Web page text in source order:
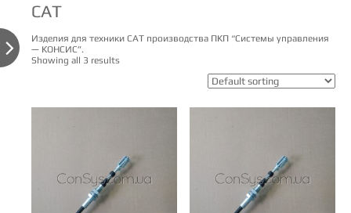

CAT
Изделия для техники СAT производства ПКП “Системы управления
— КОНСИС”.
Showing all 3 results